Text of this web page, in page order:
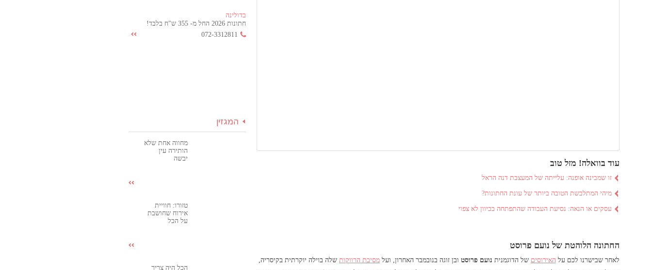
עוד בוואלה! מזל טוב
זו שמבינה אופנה: עלייתה של המעצבת דנה הראל
מיהי המתלבשת הטובה ביותר של עונת החתונות?
עסקים או הנאה: נסיעת העבודה שהתפתחה בכיוון לא צפוי
החתונה הלוהטת של נועם פרוסט
לאחר שבישרנו לכם על האירוסים של הדוגמנית נועם פרוסט ובן זוגה בנובמבר האחרון, ועלמסיבת הרווקות שלה בוילה יוקרתית בקיסריה,
בדולינה
חתונות 2026 החל מ- 355 ש"ח בלבד!
072-3312811
המגזין
מחווה אחת שלא
הותירה עין
יבשה
טזורו: חוויית
אירוח שחושבת
על הכל
הכל היה צריך